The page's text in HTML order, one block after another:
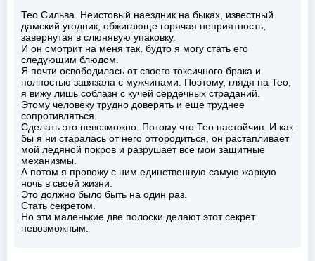
Тео Сильва. Неистовый наездник на быках, известный
дамский угодник, обжигающе горячая неприятность,
завернутая в слюнявую упаковку.
И он смотрит на меня так, будто я могу стать его
следующим блюдом.
Я почти освободилась от своего токсичного брака и
полностью завязала с мужчинами. Поэтому, глядя на Тео,
я вижу лишь соблазн с кучей сердечных страданий.
Этому человеку трудно доверять и еще труднее
сопротивляться.
Сделать это невозможно. Потому что Тео настойчив. И как
бы я ни старалась от него отгородиться, он растапливает
мой ледяной покров и разрушает все мои защитные
механизмы.
А потом я провожу с ним единственную самую жаркую
ночь в своей жизни.
Это должно было быть на один раз.
Стать секретом.
Но эти маленькие две полоски делают этот секрет
невозможным.